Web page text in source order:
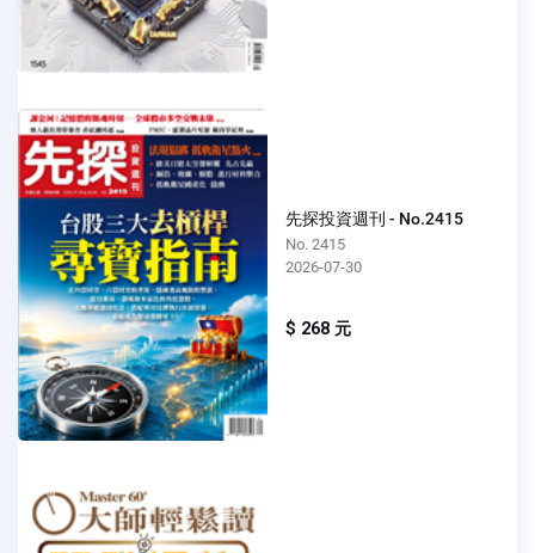
先探投資週刊 - No.2415
No. 2415
2026-07-30
$ 268 元